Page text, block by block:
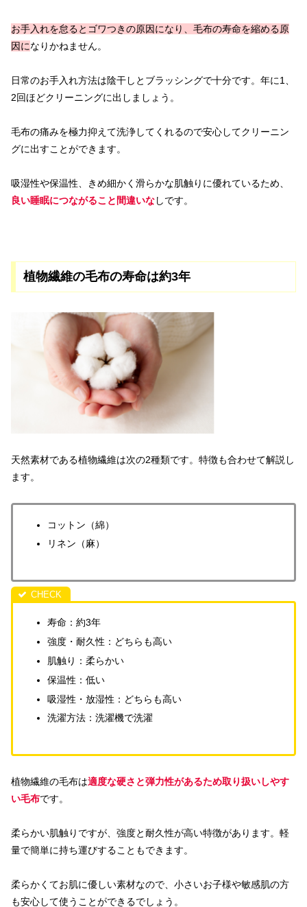
お手入れを怠るとゴワつきの原因になり、毛布の寿命を縮める原
因になりかねません。
日常のお手入れ方法は陰干しとブラッシングで十分です。年に1、
2回ほどクリーニングに出しましょう。
毛布の痛みを極力抑えて洗浄してくれるので安心してクリーニン
グに出すことができます。
吸湿性や保温性、きめ細かく滑らかな肌触りに優れているため、
良い睡眠につながること間違いなしです。
植物繊維の毛布の寿命は約3年
天然素材である植物繊維は次の2種類です。特徴も合わせて解説し
ます。
コットン（綿）
リネン（麻）
寿命：約3年
強度・耐久性：どちらも高い
肌触り：柔らかい
保温性：低い
吸湿性・放湿性：どちらも高い
洗濯方法：洗濯機で洗濯
植物繊維の毛布は適度な硬さと弾力性があるため取り扱いしやす
い毛布です。
柔らかい肌触りですが、強度と耐久性が高い特徴があります。軽
量で簡単に持ち運びすることもできます。
柔らかくてお肌に優しい素材なので、小さいお子様や敏感肌の方
も安心して使うことができるでしょう。